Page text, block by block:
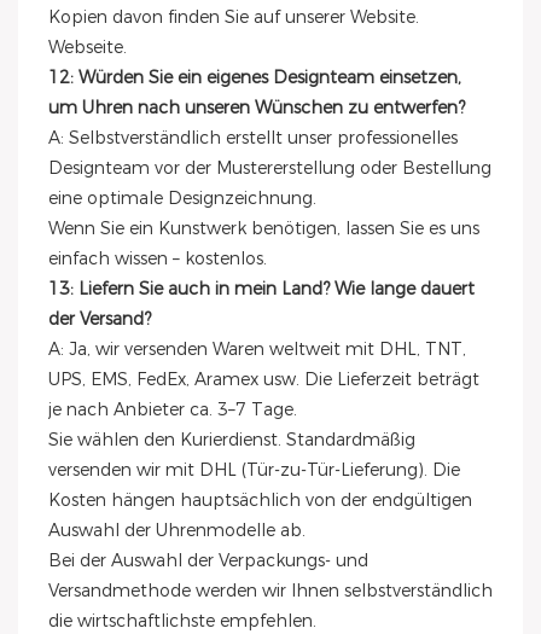
Kopien davon finden Sie auf unserer Website.
Webseite.
12: Würden Sie ein eigenes Designteam einsetzen,
um Uhren nach unseren Wünschen zu entwerfen?
A: Selbstverständlich erstellt unser professionelles
Designteam vor der Mustererstellung oder Bestellung
eine optimale Designzeichnung.
Wenn Sie ein Kunstwerk benötigen, lassen Sie es uns
einfach wissen – kostenlos.
13: Liefern Sie auch in mein Land? Wie lange dauert
der Versand?
A: Ja, wir versenden Waren weltweit mit DHL, TNT,
UPS, EMS, FedEx, Aramex usw. Die Lieferzeit beträgt
je nach Anbieter ca. 3–7 Tage.
Sie wählen den Kurierdienst. Standardmäßig
versenden wir mit DHL (Tür-zu-Tür-Lieferung). Die
Kosten hängen hauptsächlich von der endgültigen
Auswahl der Uhrenmodelle ab.
Bei der Auswahl der Verpackungs- und
Versandmethode werden wir Ihnen selbstverständlich
die wirtschaftlichste empfehlen.